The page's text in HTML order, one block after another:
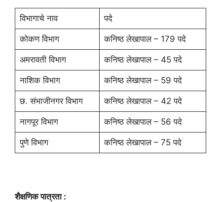
विभागाचे नाव पदे
कोकण विभाग कनिष्ठ लेखापाल – 179 पदे
अमरावती विभाग कनिष्ठ लेखापाल – 45 पदे
नाशिक विभाग कनिष्ठ लेखापाल – 59 पदे
छ. संभाजीनगर विभाग कनिष्ठ लेखापाल – 42 पदे
नागपूर विभाग कनिष्ठ लेखापाल – 56 पदे
पुणे विभाग कनिष्ठ लेखापाल – 75 पदे
शैक्षणिक पात्रता :